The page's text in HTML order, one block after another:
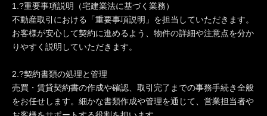
1.?重要事項説明（宅建業法に基づく業務）
不動産取引における「重要事項説明」を担当していただきます。
お客様が安心して契約に進めるよう、物件の詳細や注意点を分か
りやすく説明していただきます。
2.?契約書類の処理と管理
売買・賃貸契約書の作成や確認、取引完了までの事務手続き全般
をお任せします。細かな書類作成や管理を通じて、営業担当者や